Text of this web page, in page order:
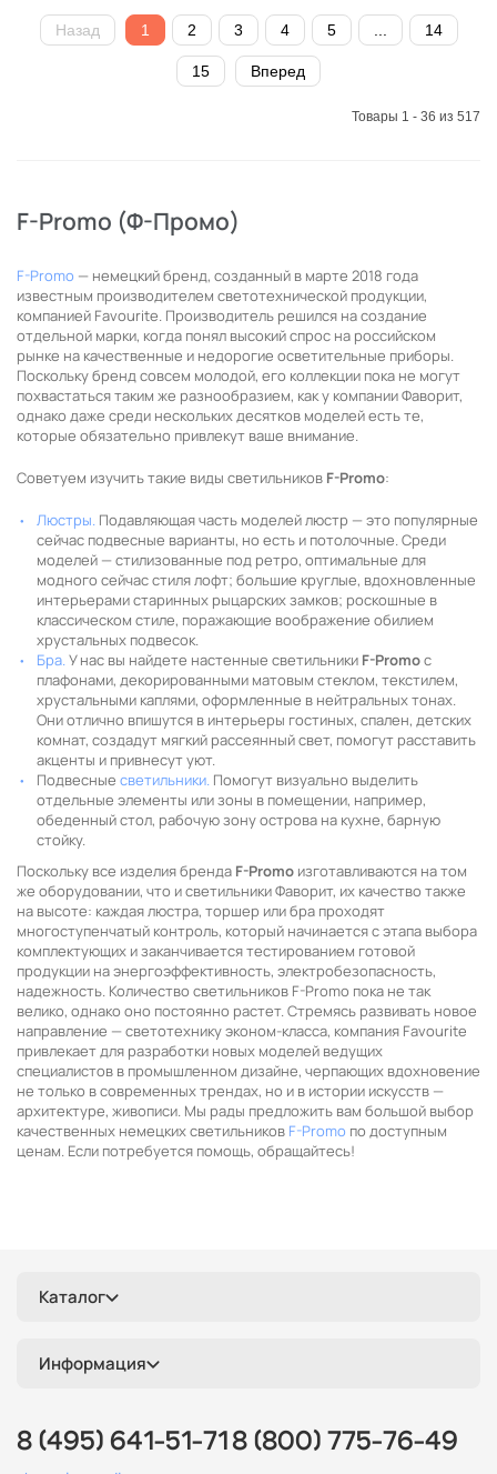
Назад 1 2 3 4 5 14
15 Вперед
Товары 1 - 36 из 517
F-Promo (Ф-Промо)
F-Promo — немецкий бренд, созданный в марте 2018 года
известным производителем светотехнической продукции,
компанией Favourite. Производитель решился на создание
отдельной марки, когда понял высокий спрос на российском
рынке на качественные и недорогие осветительные приборы.
Поскольку бренд совсем молодой, его коллекции пока не могут
похвастаться таким же разнообразием, как у компании Фаворит,
однако даже среди нескольких десятков моделей есть те,
которые обязательно привлекут ваше внимание.
Советуем изучить такие виды светильников F-Promo:
Люстры. Подавляющая часть моделей люстр — это популярные
сейчас подвесные варианты, но есть и потолочные. Среди
моделей — стилизованные под ретро, оптимальные для
модного сейчас стиля лофт; большие круглые, вдохновленные
интерьерами старинных рыцарских замков; роскошные в
классическом стиле, поражающие воображение обилием
хрустальных подвесок.
Бра.У нас вы найдете настенные светильники F-Promoс
плафонами, декорированными матовым стеклом, текстилем,
хрустальными каплями, оформленные в нейтральных тонах.
Они отлично впишутся в интерьеры гостиных, спален, детских
комнат, создадут мягкий рассеянный свет, помогут расставить
акценты и привнесут уют.
Подвесные светильники. Помогут визуально выделить
отдельные элементы или зоны в помещении, например,
обеденный стол, рабочую зону острова на кухне, барную
стойку.
Поскольку все изделия бренда F-Promo изготавливаются на том
же оборудовании, что и светильники Фаворит, их качество также
на высоте: каждая люстра, торшер или бра проходят
многоступенчатый контроль, который начинается с этапа выбора
комплектующих и заканчивается тестированием готовой
продукции на энергоэффективность, электробезопасность,
надежность. Количество светильников F-Promo пока не так
велико, однако оно постоянно растет. Стремясь развивать новое
направление — светотехнику эконом-класса, компания Favourite
привлекает для разработки новых моделей ведущих
специалистов в промышленном дизайне, черпающих вдохновение
не только в современных трендах, но и в истории искусств —
архитектуре, живописи. Мы рады предложить вам большой выбор
качественных немецких светильников F-Promo по доступным
ценам. Если потребуется помощь, обращайтесь!
Каталог
Информация
8 (495) 641-51-71 8 (800) 775-76-49